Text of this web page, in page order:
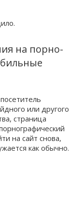
на порно-
или другого
страница
на сайт снова,
как обычно.